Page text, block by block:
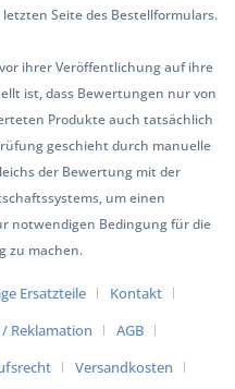
Seite des Bestellformulars.
ihrer Veröffentlichung auf ihre
ist, dass Bewertungen nur von
Produkte auch tatsächlich
geschieht durch manuelle
der Bewertung mit der
um einen
notwendigen Bedingung für die
zu machen.
Ersatzteile
Kontakt
/ Reklamation
AGB
Versandkosten